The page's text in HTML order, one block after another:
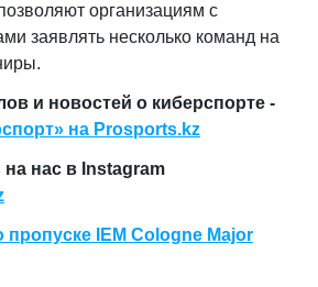
организациям с
заявлять несколько команд на
и новостей о киберспорте -
на Prosports.kz
нас в Instagram
IEM Cologne Major